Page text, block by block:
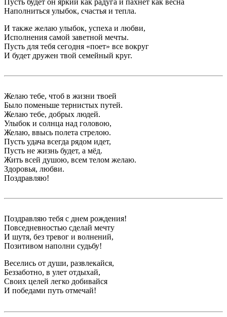
Пусть будет он яркий как радуга и пахнет как весна
Наполниться улыбок, счастья и тепла.
И также желаю улыбок, успеха и любви,
Исполнения самой заветной мечты.
Пусть для тебя сегодня «поет» все вокруг
И будет дружен твой семейный круг.
Желаю тебе, чтоб в жизни твоей
Было поменьше тернистых путей.
Желаю тебе, добрых людей.
Улыбок и солнца над головою,
Желаю, ввысь полета стрелою.
Пусть удача всегда рядом идет,
Пусть не жизнь будет, а мёд.
Жить всей душою, всем телом желаю.
Здоровья, любви.
Поздравляю!
Поздравляю тебя с днем рождения!
Повседневностью сделай мечту
И шутя, без тревог и волнений,
Позитивом наполни судьбу!
Веселись от души, развлекайся,
Беззаботно, в улет отдыхай,
Своих целей легко добивайся
И победами путь отмечай!